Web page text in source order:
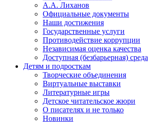
А.А. Лиханов
Официальные документы
Наши достижения
Государственные услуги
Противодействие коррупции
Независимая оценка качества
Доступная (безбарьерная) среда
Детям и подросткам
Творческие объединения
Виртуальные выставки
Литературные игры
Детское читательское жюри
О писателях и не только
Новинки